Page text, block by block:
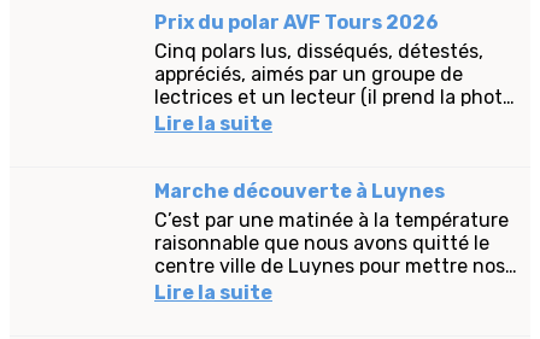
Prix du polar AVF Tours 2026
Cinq polars lus, disséqués, détestés,
appréciés, aimés par un groupe de
lectrices et un lecteur (il prend la photo
! ) de l’AVF Tours. Un moment
Lire la suite
Marche découverte à Luynes
C’est par une matinée à la température
raisonnable que nous avons quitté le
centre ville de Luynes pour mettre nos
pas, un siècle plus tard, dans ceux de
Lire la suite